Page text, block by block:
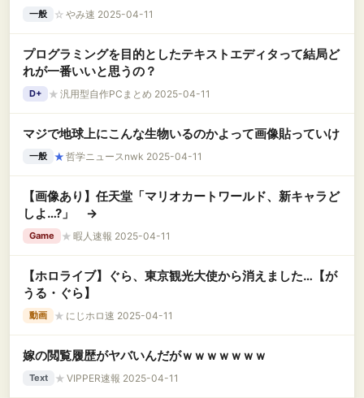
一般 ☆ やみ速 2025-04-11
プログラミングを目的としたテキストエディタって結局ど
れが一番いいと思うの？
D+ ★ 汎用型自作PCまとめ 2025-04-11
マジで地球上にこんな生物いるのかよって画像貼っていけ
一般 ★ 哲学ニュースnwk 2025-04-11
【画像あり】任天堂「マリオカートワールド、新キャラど
しよ…?」 →
Game ★ 暇人速報 2025-04-11
【ホロライブ】ぐら、東京観光大使から消えました…【が
うる・ぐら】
動画 ★ にじホロ速 2025-04-11
嫁の閲覧履歴がヤバいんだがｗｗｗｗｗｗｗ
Text ★ VIPPER速報 2025-04-11